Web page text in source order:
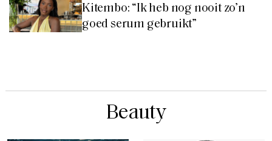
Kitembo: “Ik heb nog nooit zo’n
goed serum gebruikt”
Beauty